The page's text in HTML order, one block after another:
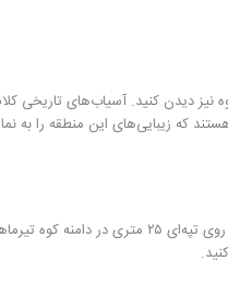
نیز دیدن کنید. آسیاب‌های تاریخی
که زیبایی‌های این منطقه را به
قلعه تاریخی زیبد در فاصله ۲۱ کیلومتری جنوب‌غرب شهر گناباد و ۱۰ کیلومتری غرب شهر کاخک قرار دارد . این قلعه روی تپه‌ای ۲۵